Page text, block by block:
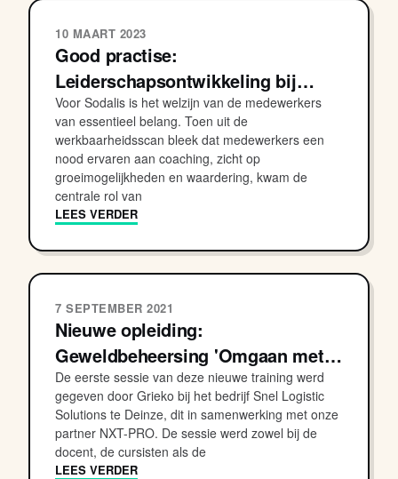
10 MAART 2023
Good practise:
Leiderschapsontwikkeling bij…
Voor Sodalis is het welzijn van de medewerkers
van essentieel belang. Toen uit de
werkbaarheidsscan bleek dat medewerkers een
nood ervaren aan coaching, zicht op
groeimogelijkheden en waardering, kwam de
centrale rol van
LEES VERDER
7 SEPTEMBER 2021
Nieuwe opleiding:
Geweldbeheersing 'Omgaan met…
De eerste sessie van deze nieuwe training werd
gegeven door Grieko bij het bedrijf Snel Logistic
Solutions te Deinze, dit in samenwerking met onze
partner NXT-PRO. De sessie werd zowel bij de
docent, de cursisten als de
LEES VERDER